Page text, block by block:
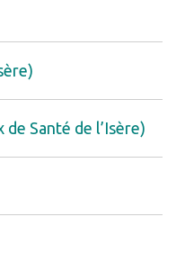
de Santé de l’Isère)